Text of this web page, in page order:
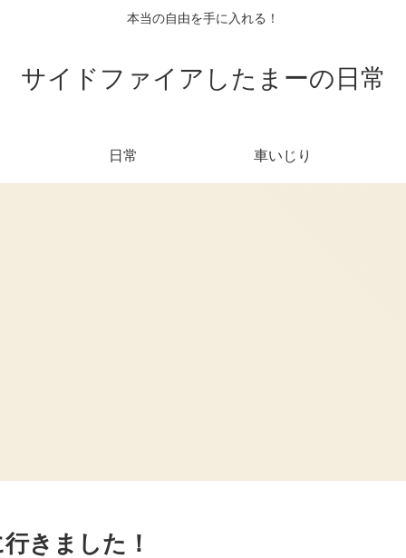
本当の自由を手に入れる！
サイドファイアしたまーの日常
日常 車いじり
きました！